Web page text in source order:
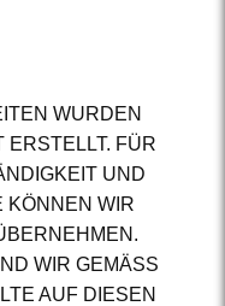
WURDEN
ERSTELLT. FÜR
UND
KÖNNEN WIR
WIR GEMÄSS
AUF DIESEN